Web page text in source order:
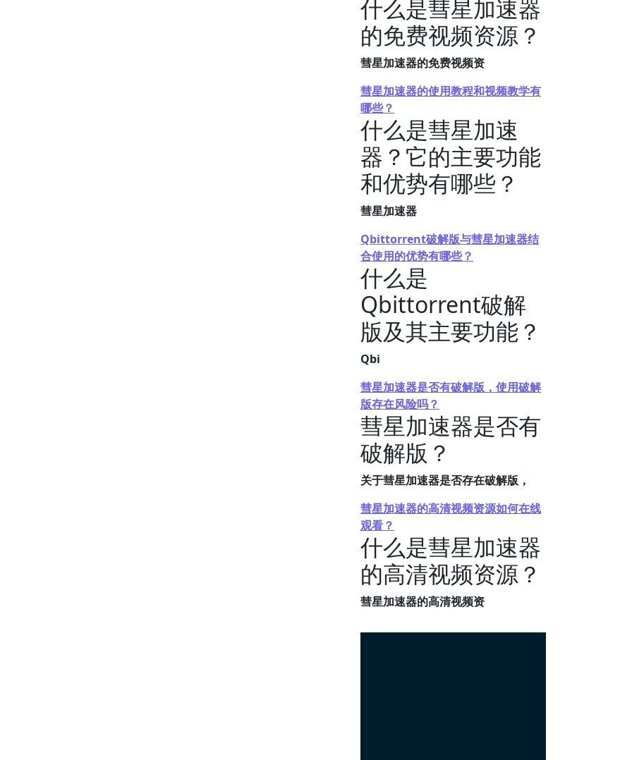
什么是彗星加速器
的免费视频资源？
彗星加速器的免费视频资
彗星加速器的使用教程和视频教学有
哪些？
什么是彗星加速
器？它的主要功能
和优势有哪些？
彗星加速器
Qbittorrent破解版与彗星加速器结
合使用的优势有哪些？
什么是
Qbittorrent破解
版及其主要功能？
Qbi
彗星加速器是否有破解版，使用破解
版存在风险吗？
彗星加速器是否有
破解版？
关于彗星加速器是否存在破解版，
彗星加速器的高清视频资源如何在线
观看？
什么是彗星加速器
的高清视频资源？
彗星加速器的高清视频资